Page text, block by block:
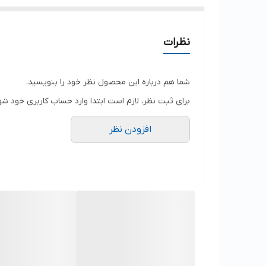
نظرات
شما هم درباره این محصول نظر خود را بنویسید.
برای ثبت نظر، لازم است ابتدا وارد حساب کاربری خود
افزودن نظر